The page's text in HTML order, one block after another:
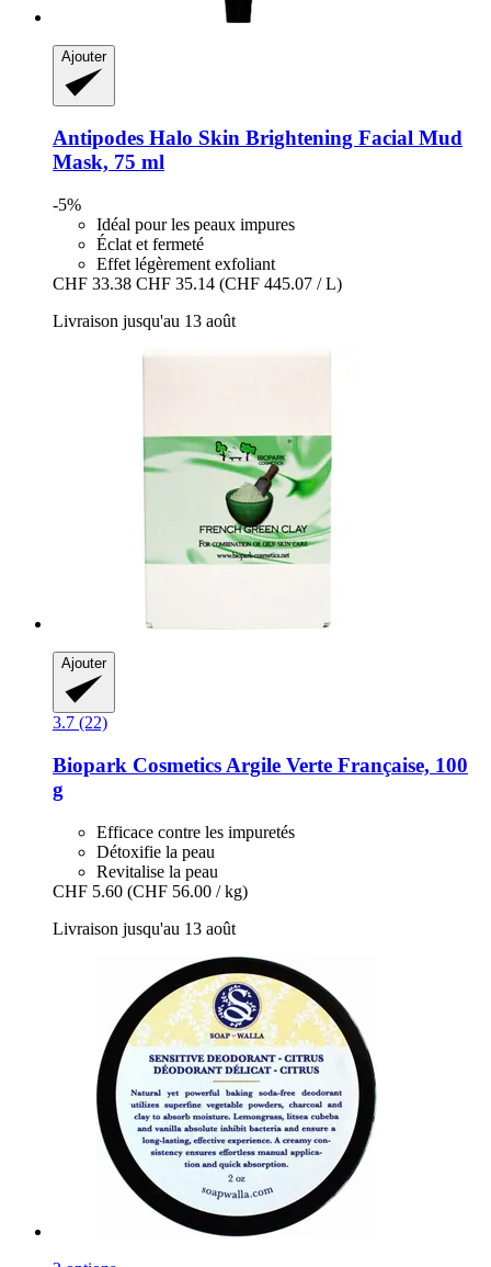
Ajouter
Antipodes Halo Skin Brightening Facial Mud
Mask, 75 ml
-5%
Idéal pour les peaux impures
Éclat et fermeté
Effet légèrement exfoliant
CHF 33.38 CHF 35.14 (CHF 445.07 / L)
Livraison jusqu'au 13 août
Ajouter
3.7 (22)
Biopark Cosmetics Argile Verte Française, 100
g
Efficace contre les impuretés
Détoxifie la peau
Revitalise la peau
CHF 5.60 (CHF 56.00 / kg)
Livraison jusqu'au 13 août